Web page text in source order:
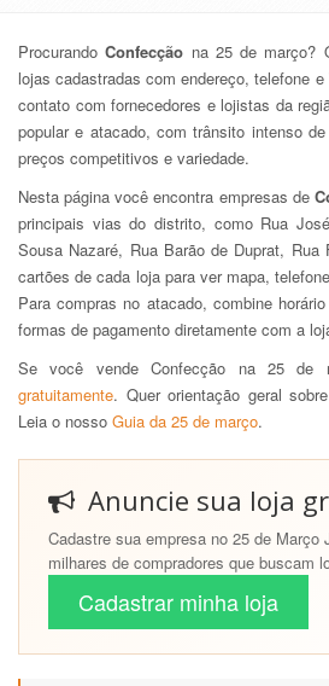
ProcurandoConfecção na 25 de março?
lojas cadastradas com endereço, telefone
contato com fornecedores e lojistas da
popular e atacado, com trânsito intenso
preços competitivos e variedade.
Nesta página você encontra empresas de
principais vias do distrito, como Rua
Sousa Nazaré, Rua Barão de Duprat, Rua
cartões de cada loja para ver mapa,
Para compras no atacado, combine
formas de pagamento diretamente com a
Se você vende Confecção na 25 de
gratuitamente. Quer orientação geral
Leia o nosso Guia da 25 de março.
Anuncie sua loja
Cadastre sua empresa no 25 de Março
milhares de compradores que buscam
Cadastrar minha loja